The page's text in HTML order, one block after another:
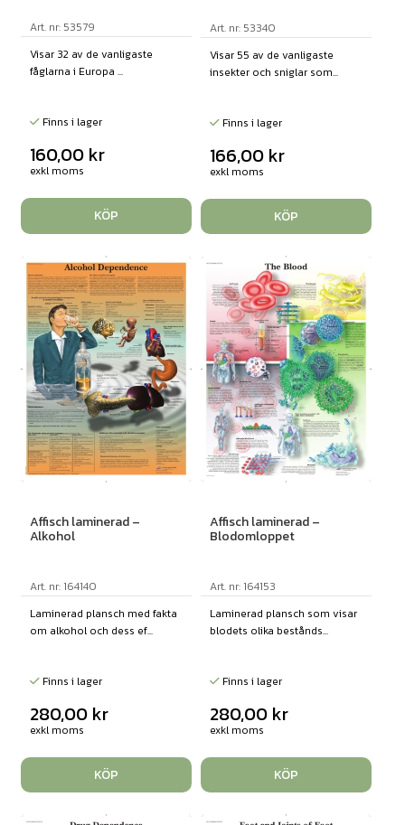
Art. nr: 53579
Visar 32 av de vanligaste
fåglarna i Europa ...
Finns i lager
160,00 kr
exkl moms
KÖP
Art. nr: 53340
Visar 55 av de vanligaste
insekter och sniglar som...
Finns i lager
166,00 kr
exkl moms
KÖP
Affisch laminerad –
Alkohol
Art. nr: 164140
Laminerad plansch med fakta
om alkohol och dess ef...
Finns i lager
280,00 kr
exkl moms
KÖP
Affisch laminerad –
Blodomloppet
Art. nr: 164153
Laminerad plansch som visar
blodets olika bestånds...
Finns i lager
280,00 kr
exkl moms
KÖP